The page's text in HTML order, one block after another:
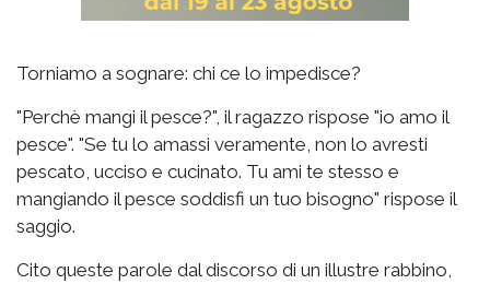
Torniamo a sognare: chi ce lo impedisce?
"Perchè mangi il pesce?", il ragazzo rispose "io amo il
pesce". "Se tu lo amassi veramente, non lo avresti
pescato, ucciso e cucinato. Tu ami te stesso e
mangiando il pesce soddisfi un tuo bisogno" rispose il
saggio.
Cito queste parole dal discorso di un illustre rabbino,